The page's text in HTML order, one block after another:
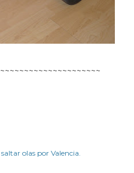
olas por Valencia.